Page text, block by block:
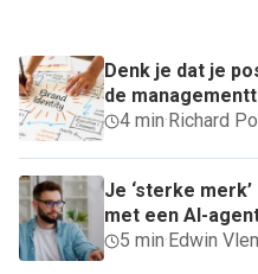
Denk je dat je
de
4 min· Richard
Je ‘sterke
met een AI-
5 min· Edwin